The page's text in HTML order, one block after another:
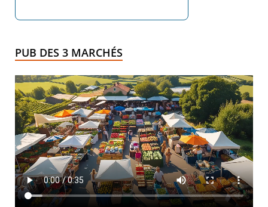
PUB DES 3 MARCHÉS